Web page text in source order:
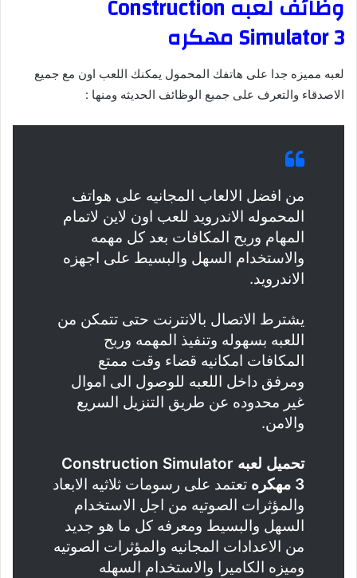
وظائف لعبه Construction
Simulator 3 مهكره
لعبه مميزه جدا على هاتفك المحمول يمكنك اللعب اون مع جميع
الاصدقاء والتعرف على جميع الوظائف الحديثه ومنها :
من افضل الالعاب المجانيه على هواتف
المحموله الاندرويد للعب اون لاين لاتمام
المهام وربح المكافات بعد كل مهمه
والاستخدام السهل والبسيط على اجهزه
الاندرويد.
يشترط الاتصال بالانترنت حتى تتمكن من
اللعبه بسهوله وتنفيذ المهمه وربح
المكافات امكانيه قضاء وقت ممتع
ومرفق داخل اللعبه للوصول الى اموال
غير محدوده عن طريق التنزيل السريع
والامن.
تحميل لعبه Construction Simulator
3 مهكره
تعتمد على رسومات ثلاثيه الابعاد
والمؤثرات الصوتيه من اجل الاستخدام
السهل والبسيط ومعرفه كل ما هو جديد
من الاعدادات المجانيه والمؤثرات الصوتيه
وميزه الكاميرا والاستخدام السهله